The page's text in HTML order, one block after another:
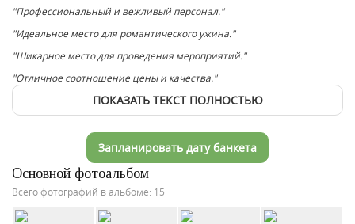
"Профессиональный и вежливый персонал."
"Идеальное место для романтического ужина."
"Шикарное место для проведения мероприятий."
"Отличное соотношение цены и качества."
ПОКАЗАТЬ ТЕКСТ ПОЛНОСТЬЮ
Запланировать дату банкета
Основной фотоальбом
Всего фотографий в альбоме: 15